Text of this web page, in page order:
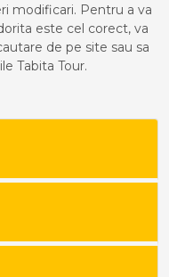
modificari. Pentru a va
este cel corect, va
de pe site sau sa
Tabita Tour.